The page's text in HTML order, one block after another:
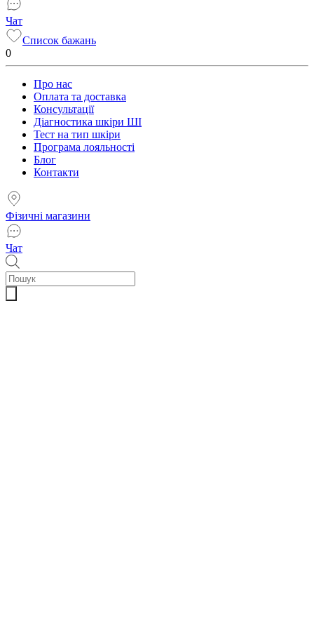
Чат
Список бажань
0
Про нас
Оплата та доставка
Консультації
Діагностика шкіри ШІ
Тест на тип шкіри
Програма лояльності
Блог
Контакти
Фізичні магазини
Чат
Пошук
товарів